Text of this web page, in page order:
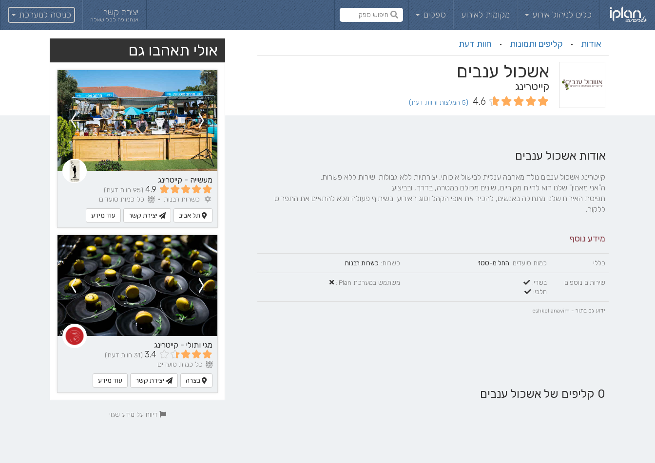
כלים לניהול אירוע מקומות לאירוע ספקים יצירת קשר
אנחנו פה לכל שאלה כניסה למערכת
אודות · קליפים ותמונות · חוות דעת אולי תאהבו גם
מעשייה - קייטרינג
4.9 (95 חוות דעת)
כשרות רבנות •
כל כמות סועדים
תל אביב
יצירת קשר עוד מידע
מגי ותולי - קייטרינג
3.4 (31 חוות דעת)
כל כמות סועדים
בצרה
יצירת קשר עוד מידע
דיווח על מידע שגוי
אשכול ענבים
קייטרינג
4.6 (5 המלצות וחוות דעת)
אודות אשכול ענבים
ללקוח.
מידע נוסף
כללי כמות סועדים: החל מ-100 כשרות: כשרות רבנות
שירותים נוספים
בשרי:
חלבי:
משתמש במערכת iPlan:
ידוע גם בתור - eshkol anavim
0 קליפים של אשכול ענבים